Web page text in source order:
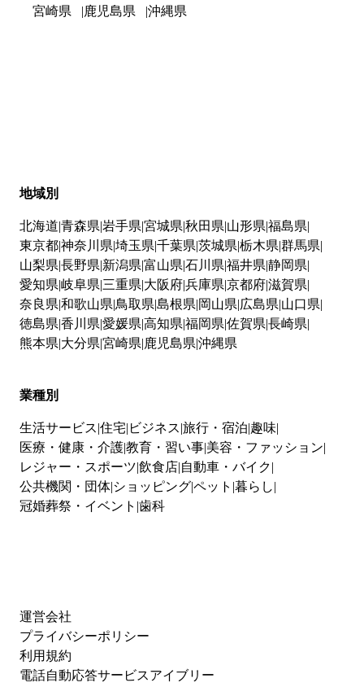
宮崎県
鹿児島県 沖縄県
地域別
北海道 青森県 岩手県 宮城県 秋田県 山形県 福島県
東京都神奈川県 埼玉県 千葉県 茨城県 栃木県 群馬県
山梨県 長野県 新潟県 富山県 石川県 福井県 静岡県
愛知県 岐阜県 三重県 大阪府兵庫県 京都府滋賀県
奈良県 和歌山県 鳥取県 島根県 岡山県 広島県 山口県
徳島県 香川県 愛媛県 高知県 福岡県 佐賀県 長崎県
熊本県 大分県 宮崎県 鹿児島県 沖縄県
業種別
生活サービス 住宅 ビジネス 旅行・宿泊 趣味
医療・健康・介護教育・習い事 美容・ファッション
レジャー・スポーツ 飲食店 自動車・バイク
公共機関・団体 ショッピングペット 暮らし
冠婚葬祭・イベント 歯科
運営会社
プライバシーポリシー
利用規約
電話自動応答サービスアイブリー